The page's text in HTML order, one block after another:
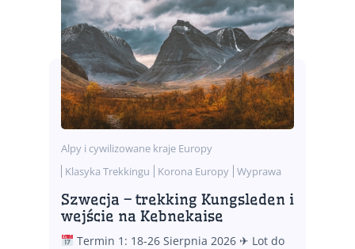
Alpy i cywilizowane kraje Europy
Klasyka Trekkingu
Korona Europy Wyprawa
Szwecja – trekking Kungsleden i
wejście na Kebnekaise
Termin 1: 18-26 Sierpnia 2026 ✈ Lot do